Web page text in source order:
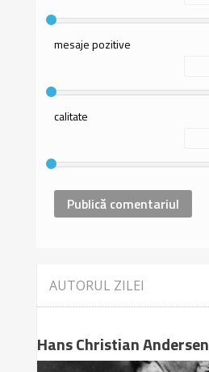
mesaje pozitive
calitate
AUTORUL ZILEI
Hans Christian Andersen